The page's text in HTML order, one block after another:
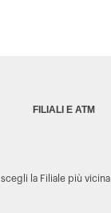
FILIALI E ATM
scegli la Filiale più vicina